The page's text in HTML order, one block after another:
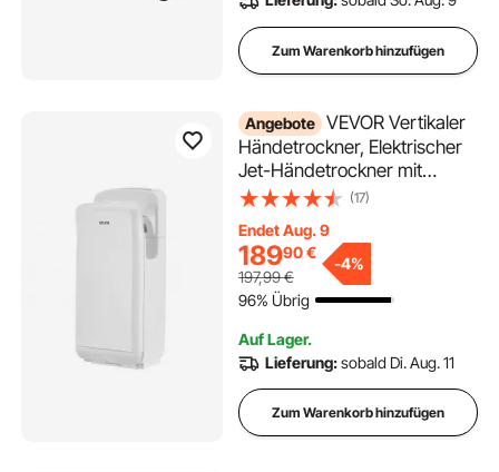
Zum Warenkorb hinzufügen
Angebote VEVOR Vertikaler
Händetrockner, Elektrischer
Jet-Händetrockner mit
HEPA-Filter 19000 U/min
Automatischer ABS-
Händeföhn mit Negativen
Ionen zur Wandmontage für
Gewerbe, Weiß
(17)
Endet Aug. 9
18990€
197,99€
-4%
96% Übrig
Auf Lager.
Lieferung:sobald Di. Aug. 11
Zum Warenkorb hinzufügen